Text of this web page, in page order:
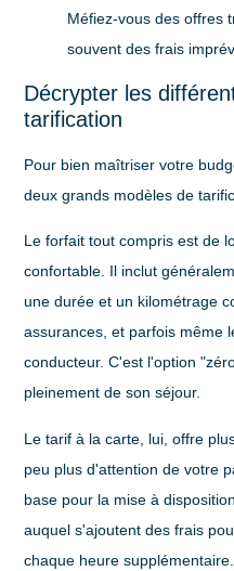
Méfiez-vous des offres
souvent des frais
Décrypter les
tarification
Pour bien maîtriser votre
deux grands modèles de
Leforfait tout compris est de
confortable. Il inclut
une durée et un kilométrage
assurances, et parfois même
conducteur. C'est l'option
pleinement de son séjour.
Letarif à la carte , lui, offre
peu plus d'attention de votre
base pour la mise à
auquel s'ajoutent des frais
chaque heure